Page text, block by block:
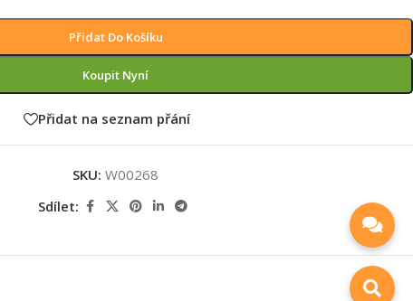
Přidat Do Košíku
Koupit Nyní
Přidat na seznam přání
SKU: W00268
Sdílet: